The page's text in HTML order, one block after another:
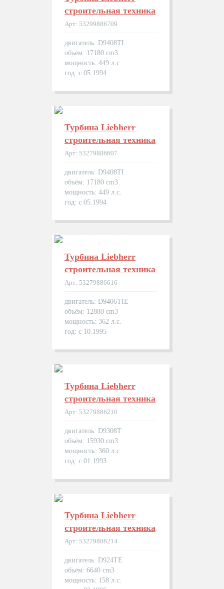
строительная техника
Арт: 53299886709
двигатель: D9408TI
объём: 17180 cm3
мощность: 449 л.с.
год: с 05.1994
Турбина Liebherr
строительная техника
Арт: 53279886607
двигатель: D9408TI
объём: 17180 cm3
мощность: 449 л.с.
год: с 05.1994
Турбина Liebherr
строительная техника
Арт: 53279886616
двигатель: D9406TIE
объём: 12880 cm3
мощность: 362 л.с.
год: с 10.1995
Турбина Liebherr
строительная техника
Арт: 53279886210
двигатель: D9308T
объём: 15930 cm3
мощность: 360 л.с.
год: с 01.1993
Турбина Liebherr
строительная техника
Арт: 53279886214
двигатель: D924TE
объём: 6640 cm3
мощность: 158 л.с.